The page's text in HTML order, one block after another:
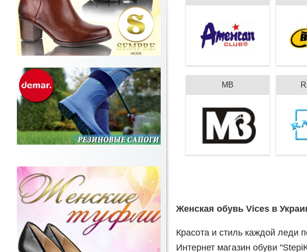
MB
Женская обувь Vices в
Красота и стиль каждой леди
Интернет магазин обуви